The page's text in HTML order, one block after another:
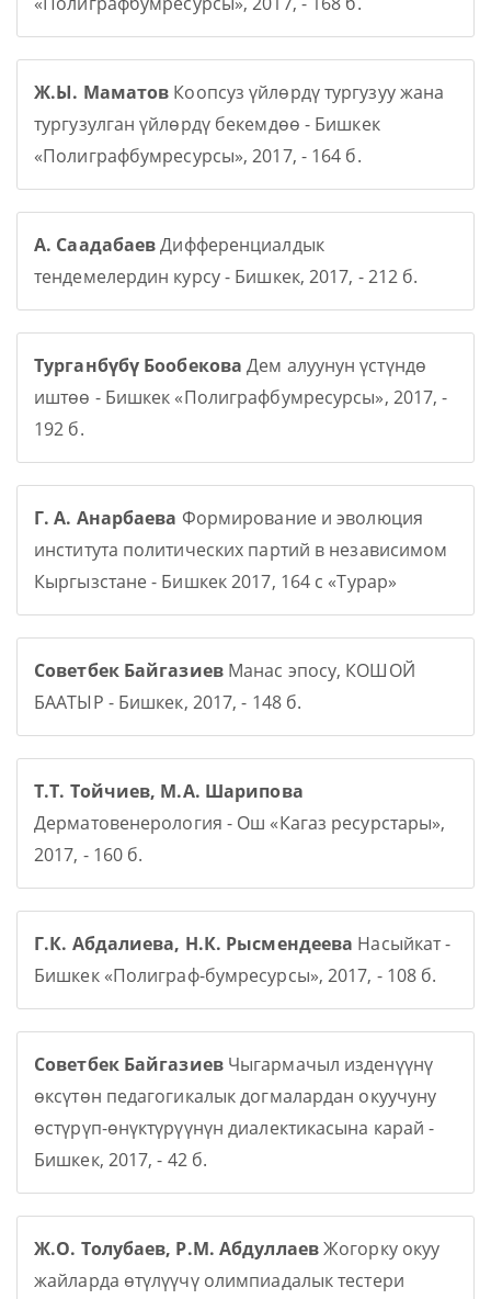
Ж.Ы. Маматов Коопсуз үйлөрдү тургузуу жана
тургузулган үйлөрдү бекемдөө - Бишкек
«Полиграфбумресурсы», 2017, - 164 б.
А. СаадабаевДифференциалдык
тендемелердин курсу - Бишкек, 2017, - 212 б.
Турганбүбү Бообекова Дем алуунун үстүндө
иштөө - Бишкек «Полиграфбумресурсы», 2017, -
192 б.
Г. А. Анарбаева Формирование и эволюция
института политических партий в независимом
Кыргызстане - Бишкек 2017, 164 с «Турар»
Советбек БайгазиевМанас эпосу, КОШОЙ
БААТЫР - Бишкек, 2017, - 148 б.
Т.Т. Тойчиев, М.А. Шарипова
Дерматовенерология - Ош «Кагаз ресурстары»,
2017, - 160 б.
Г.К. Абдалиева, Н.К. Рысмендеева Насыйкат -
Бишкек «Полиграф-бумресурсы», 2017, - 108 б.
Советбек БайгазиевЧыгармачыл изденүүнү
өксүтөн педагогикалык догмалардан окуучуну
өстүрүп-өнүктүрүүнүн диалектикасына карай -
Бишкек, 2017, - 42 б.
Ж.О. Толубаев, Р.М. АбдуллаевЖогорку окуу
жайларда өтүлүүчү олимпиадалык тестери